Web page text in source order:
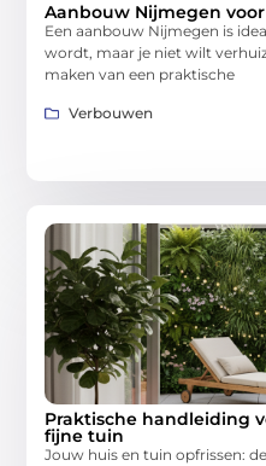
Aanbouw Nijmegen
Een aanbouw Nijmegen is
wordt, maar je niet wilt
maken van een praktische
Verbouwen
Praktische handleiding
fijne tuin
Jouw huis en tuin opfrissen: